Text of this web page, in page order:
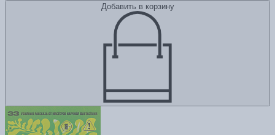
Добавить в корзину